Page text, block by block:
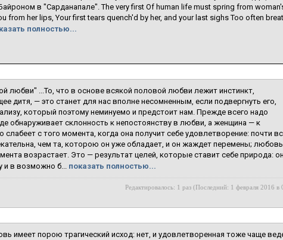
в "Сарданапале". The very first Of human life must spring from
from her lips, Your first tears quench'd by her, and your last sighs Too often
полностью...
любви" ...То, что в основе всякой половой любви лежит инстинкт,
дитя, — это станет для нас вполне несомненным, если подвергнуть его,
который поэтому неминуемо и предстоит нам. Прежде всего надо
обнаруживает склонность к непостоянству в любви, а женщина — к
с того момента, когда она получит себе удовлетворение: почти
чем та, которою он уже обладает, и он жаждет перемены; любовь
возрастает. Это — результат целей, которые ставит себе природа:
и в возможно б... показать полностью...
Редактировалось: 1 раз (Последний: 1 февраля 2016 в
имеет порою трагический исход: нет, и удовлетворенная тоже чаще